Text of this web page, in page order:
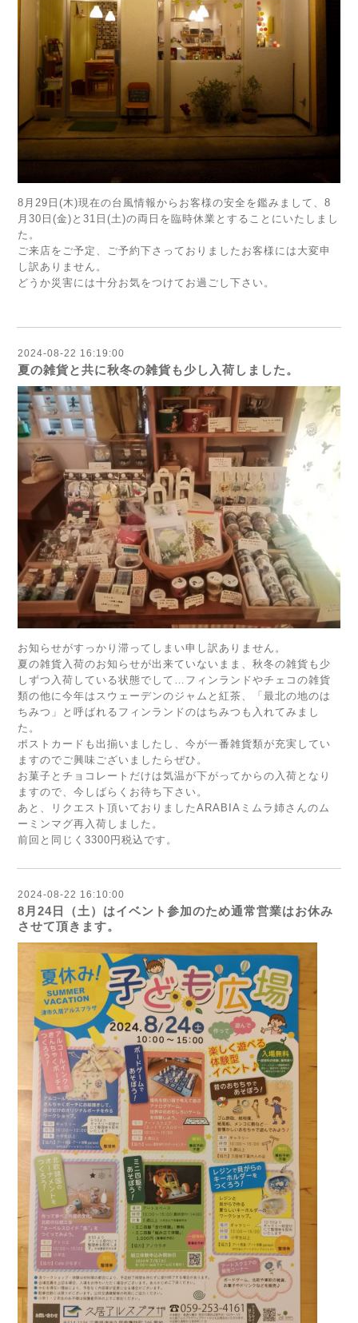
8月29日(木)現在の台風情報からお客様の安全を鑑みまして、8
月30日(金)と31日(土)の両日を臨時休業とすることにいたしまし
た。
ご来店をご予定、ご予約下さっておりましたお客様には大変申
し訳ありません。
どうか災害には十分お気をつけてお過ごし下さい。
2024-08-22 16:19:00
夏の雑貨と共に秋冬の雑貨も少し入荷しました。
お知らせがすっかり滞ってしまい申し訳ありません。
夏の雑貨入荷のお知らせが出来ていないまま、秋冬の雑貨も少
しずつ入荷している状態でして…フィンランドやチェコの雑貨
類の他に今年はスウェーデンのジャムと紅茶、「最北の地のは
ちみつ」と呼ばれるフィンランドのはちみつも入れてみまし
た。
ポストカードも出揃いましたし、今が一番雑貨類が充実してい
ますのでご興味ございましたらぜひ。
お菓子とチョコレートだけは気温が下がってからの入荷となり
ますので、今しばらくお待ち下さい。
あと、リクエスト頂いておりましたARABIAミムラ姉さんのム
ーミンマグ再入荷しました。
前回と同じく3300円税込です。
2024-08-22 16:10:00
8月24日（土）はイベント参加のため通常営業はお休み
させて頂きます。